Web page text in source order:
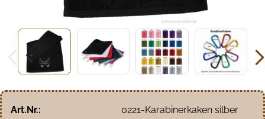
Art.Nr.:
0221-Karabinerkaken silber